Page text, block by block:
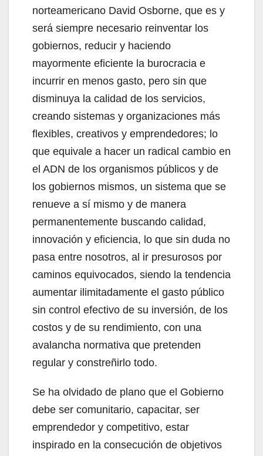
norteamericano David Osborne, que es y
será siempre necesario reinventar los
gobiernos, reducir y haciendo
mayormente eficiente la burocracia e
incurrir en menos gasto, pero sin que
disminuya la calidad de los servicios,
creando sistemas y organizaciones más
flexibles, creativos y emprendedores; lo
que equivale a hacer un radical cambio en
el ADN de los organismos públicos y de
los gobiernos mismos, un sistema que se
renueve a sí mismo y de manera
permanentemente buscando calidad,
innovación y eficiencia, lo que sin duda no
pasa entre nosotros, al ir presurosos por
caminos equivocados, siendo la tendencia
aumentar ilimitadamente el gasto público
sin control efectivo de su inversión, de los
costos y de su rendimiento, con una
avalancha normativa que pretenden
regular y constreñirlo todo.
Se ha olvidado de plano que el Gobierno
debe ser comunitario, capacitar, ser
emprendedor y competitivo, estar
inspirado en la consecución de objetivos